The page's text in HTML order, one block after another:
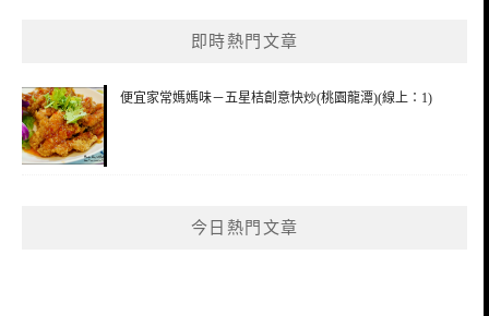
即時熱門文章
便宜家常媽媽味－五星桔創意快炒(桃園龍潭)(線上：1)
今日熱門文章